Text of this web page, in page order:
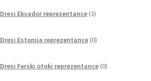
Dresi Ekvador reprezentance 3izdelki
Dresi Estonija reprezentance 0izdelkov
Dresi Ferski otoki reprezentance 0izdelkov